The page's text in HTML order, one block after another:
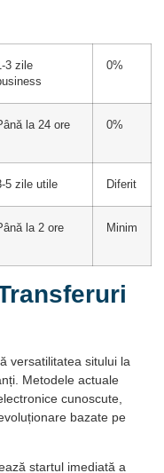
3 zile
0%
la 24 ore 0%
5 zile utile Diferit
la 2 ore Minim
versatilitatea sitului la
Metodele actuale
cunoscute,
bazate pe
startul imediată a